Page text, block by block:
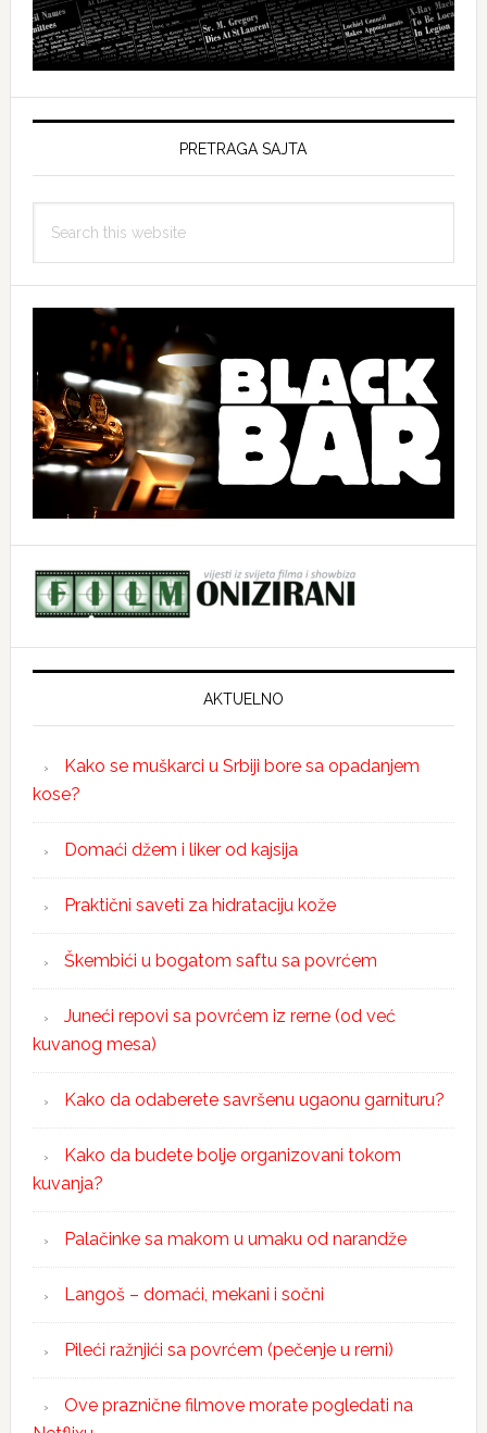
PRETRAGA SAJTA
this
AKTUELNO
Kako se muškarci u Srbiji bore sa opadanjem
kose?
Domaći džem i liker od kajsija
Praktični saveti za hidrataciju kože
Škembići u bogatom saftu sa povrćem
Juneći repovi sa povrćem iz rerne (od već
kuvanog mesa)
Kako da odaberete savršenu ugaonu garnituru?
Kako da budete bolje organizovani tokom
kuvanja?
Palačinke sa makom u umaku od narandže
Langoš – domaći, mekani i sočni
Pileći ražnjići sa povrćem (pečenje u rerni)
Ove praznične filmove morate pogledati na